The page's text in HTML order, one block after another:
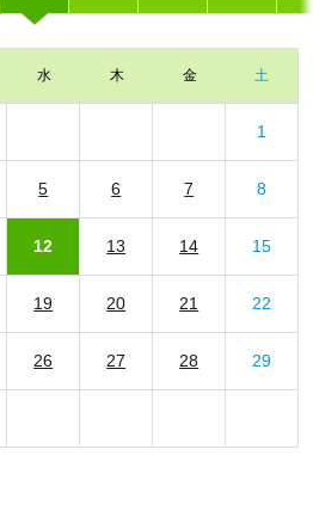
水 木 金 土
1
5 6 7 8
12 13 14 15
19 20 21 22
26 27 28 29